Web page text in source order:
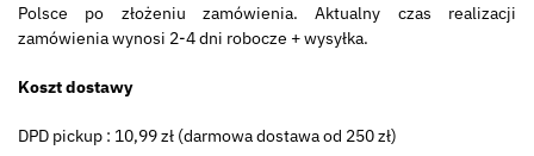
Polsce po złożeniu zamówienia. Aktualny czas realizacji
zamówienia wynosi 2-4 dni robocze + wysyłka.
Koszt dostawy
DPD pickup : 10,99 zł (darmowa dostawa od 250 zł)